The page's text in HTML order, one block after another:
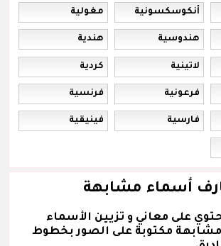
أنكوسكسونية مغولية
هندوسية هندية
لاتينية كردية
فرعونية فرنسية
فارسية فينيقية
أسماء مشابهة
على معاني و تزيين الأسماء
مشابهة مكتوبة على الصور بخطوط